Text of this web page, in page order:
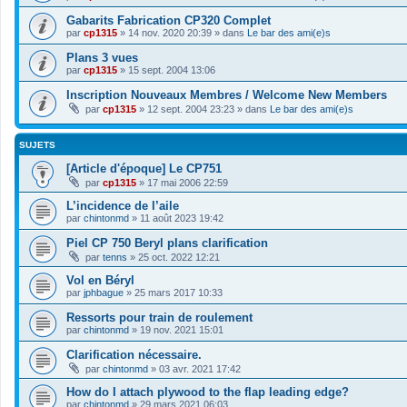
Gabarits Fabrication CP320 Complet
par cp1315 » 14 nov. 2020 20:39 » dans Le bar des ami(e)s
Plans 3 vues
par cp1315 » 15 sept. 2004 13:06
Inscription Nouveaux Membres / Welcome New Members
par cp1315 » 12 sept. 2004 23:23 » dans Le bar des ami(e)s
SUJETS
[Article d'époque] Le CP751
par cp1315 » 17 mai 2006 22:59
L’incidence de l’aile
par chintonmd » 11 août 2023 19:42
Piel CP 750 Beryl plans clarification
par tenns » 25 oct. 2022 12:21
Vol en Béryl
par jphbague » 25 mars 2017 10:33
Ressorts pour train de roulement
par chintonmd » 19 nov. 2021 15:01
Clarification nécessaire.
par chintonmd » 03 avr. 2021 17:42
How do I attach plywood to the flap leading edge?
par chintonmd » 29 mars 2021 06:03